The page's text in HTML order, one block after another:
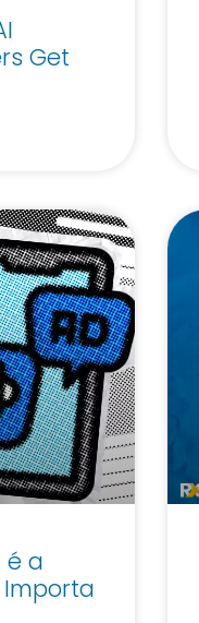
Get
é a
Importa